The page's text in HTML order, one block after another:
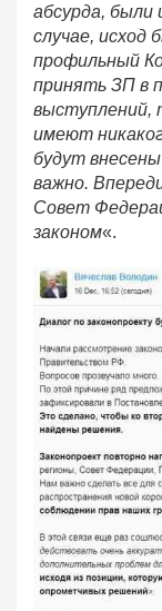
абсурда, были
случае, исход
профильный
принять ЗП в
выступлений,
имеют
будут
важно.
Совет
законом«.